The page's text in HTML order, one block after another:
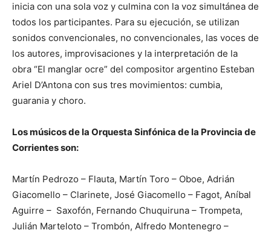
inicia con una sola voz y culmina con la voz simultánea de
todos los participantes. Para su ejecución, se utilizan
sonidos convencionales, no convencionales, las voces de
los autores, improvisaciones y la interpretación de la
obra “El manglar ocre” del compositor argentino Esteban
Ariel D’Antona con sus tres movimientos: cumbia,
guarania y choro.
Los músicos de la Orquesta Sinfónica de la Provincia de
Corrientes son:
Martín Pedrozo – Flauta, Martín Toro – Oboe, Adrián
Giacomello – Clarinete, José Giacomello – Fagot, Aníbal
Aguirre – Saxofón, Fernando Chuquiruna – Trompeta,
Julián Marteloto – Trombón, Alfredo Montenegro –